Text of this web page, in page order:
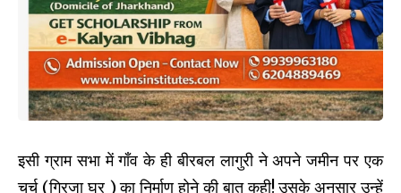
इसी ग्राम सभा में गाँव के ही बीरबल लागुरी ने अपने जमीन पर एक
चर्च (गिरजा घर ) का निर्माण होने की बात कही! उसके अनुसार उन्हें